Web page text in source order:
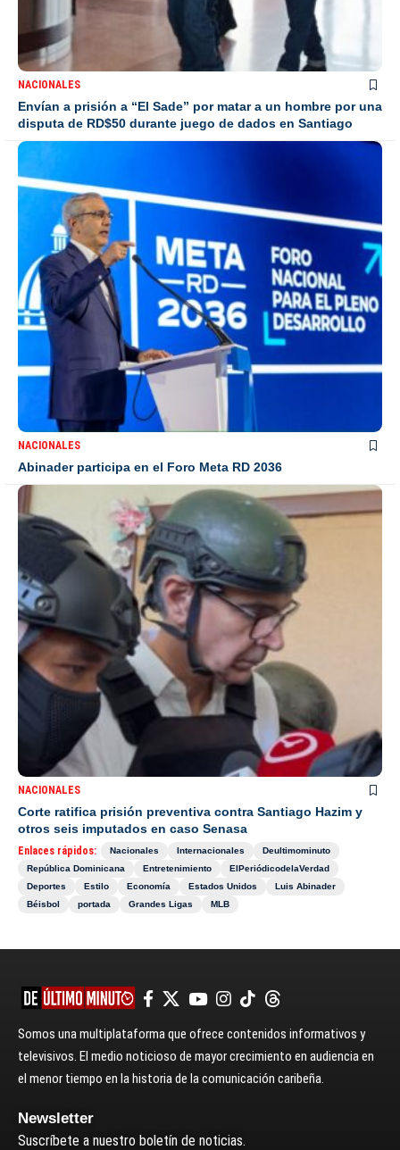
NACIONALES
Envían a prisión a “El Sade” por matar a un hombre por una
disputa de RD$50 durante juego de dados en Santiago
NACIONALES
Abinader participa en el Foro Meta RD 2036
NACIONALES
Corte ratifica prisión preventiva contra Santiago Hazim y
otros seis imputados en caso Senasa
Enlaces rápidos: Nacionales Internacionales
Deultimominuto
República Dominicana
Entretenimiento
ElPeriódicodelaVerdad
Deportes
Estilo Economía Estados Unidos
Luis Abinader
Béisbol
portada Grandes Ligas MLB
Somos una multiplataforma que ofrece contenidos informativos y
televisivos. El medio noticioso de mayor crecimiento en audiencia en
el menor tiempo en la historia de la comunicación caribeña.
Newsletter
Suscríbete a nuestro boletín de noticias.